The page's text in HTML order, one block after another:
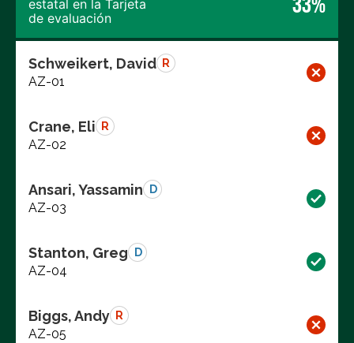
estatal en la Tarjeta
de evaluación
Schweikert, David R
AZ-01
Crane, Eli R
AZ-02
Ansari, Yassamin D
AZ-03
Stanton, Greg D
AZ-04
Biggs, Andy R
AZ-05